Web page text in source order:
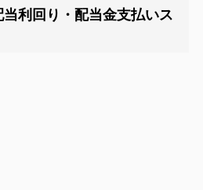
利回り・配当金支払いス